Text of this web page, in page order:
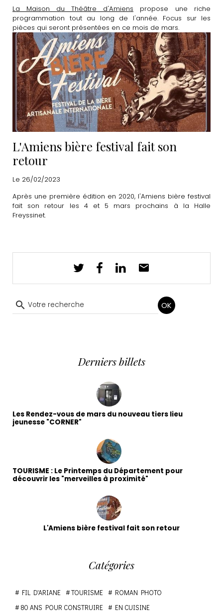
La Maison du Théâtre d'Amiens propose une riche
programmation tout au long de l'année. Focus sur les
pièces qui seront présentées en ce mois de mars.
L'Amiens bière festival fait son
retour
Le 26/02/2023
Après une première édition en 2020, l'Amiens bière festival
fait son retour les 4 et 5 mars prochains à la Halle
Freyssinet.
OK
Derniers billets
Les Rendez-vous de mars du nouveau tiers lieu
jeunesse "CORNER"
TOURISME : Le Printemps du Département pour
découvrir les "merveilles à proximité"
L'Amiens bière festival fait son retour
Catégories
FIL D'ARIANE TOURISME
ROMAN PHOTO
80 ANS POUR CONSTRUIRE
EN CUISINE